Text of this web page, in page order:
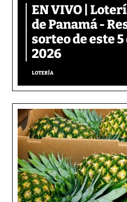
EN VIVO |
de Panamá -
sorteo de este
2026
LOTERÍA